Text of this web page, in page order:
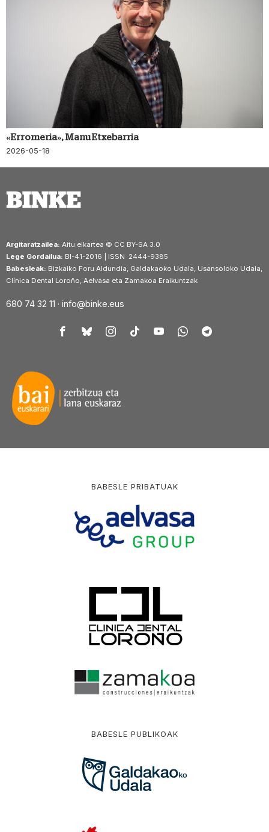
«Erromeria», Manu Etxebarria
2026-05-18
Argitaratzailea: Aitu elkartea © CC BY-SA 3.0
Lege Gordailua: BI-41-2016 | ISSN: 2444-9385
Babesleak: Bizkaiko Foru Aldundia, Galdakaoko Udala, Usansoloko Udala,
Clínica Dental Loroño, Aelvasa eta Zamakoa Eraikuntzak
680 74 32 11 · info@binke.eus
BABESLE PRIBATUAK
BABESLE PUBLIKOAK